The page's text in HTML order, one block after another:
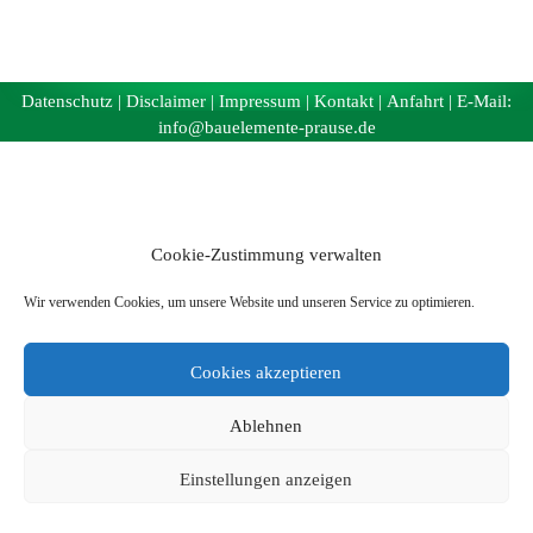
Cookie-Zustimmung verwalten
Wir verwenden Cookies, um unsere Website und unseren Service zu optimieren.
Cookies akzeptieren
Ablehnen
Einstellungen anzeigen
Datenschutz | Disclaimer | Impressum | Kontakt | Anfahrt | E-Mail:
info@bauelemente-prause.de